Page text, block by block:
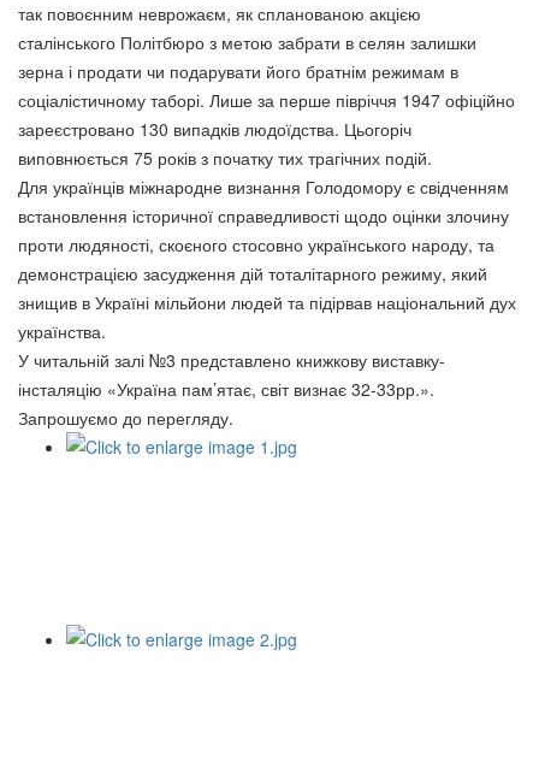
так повоєнним неврожаєм, як спланованою акцією
сталінського Політбюро з метою забрати в селян залишки
зерна і продати чи подарувати його братнім режимам в
соціалістичному таборі. Лише за перше півріччя 1947 офіційно
зареєстровано 130 випадків людоїдства. Цьогоріч
виповнюється 75 років з початку тих трагічних подій.
Для українців міжнародне визнання Голодомору є свідченням
встановлення історичної справедливості щодо оцінки злочину
проти людяності, скоєного стосовно українського народу, та
демонстрацією засудження дій тоталітарного режиму, який
знищив в Україні мільйони людей та підірвав національний дух
українства.
У читальній залі №3 представлено книжкову виставку-
інсталяцію «Україна пам’ятає, світ визнає 32-33рр.».
Запрошуємо до перегляду.